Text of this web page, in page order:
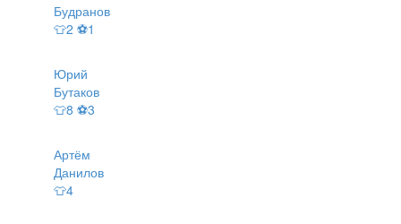
Будранов
👕2 ⚽1
Юрий
Бутаков
👕8 ⚽3
Артём
Данилов
👕4